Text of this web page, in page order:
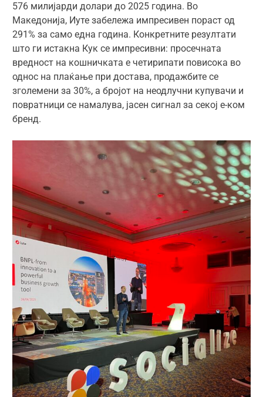
576 милијарди долари до 2025 година. Во
Македонија, Иуте забележа импресивен пораст од
291% за само една година. Конкретните резултати
што ги истакна Кук се импресивни: просечната
вредност на кошничката е четирипати повисока во
однос на плаќање при достава, продажбите се
зголемени за 30%, а бројот на неодлучни купувачи и
повратници се намалува, јасен сигнал за секој е-ком
бренд.